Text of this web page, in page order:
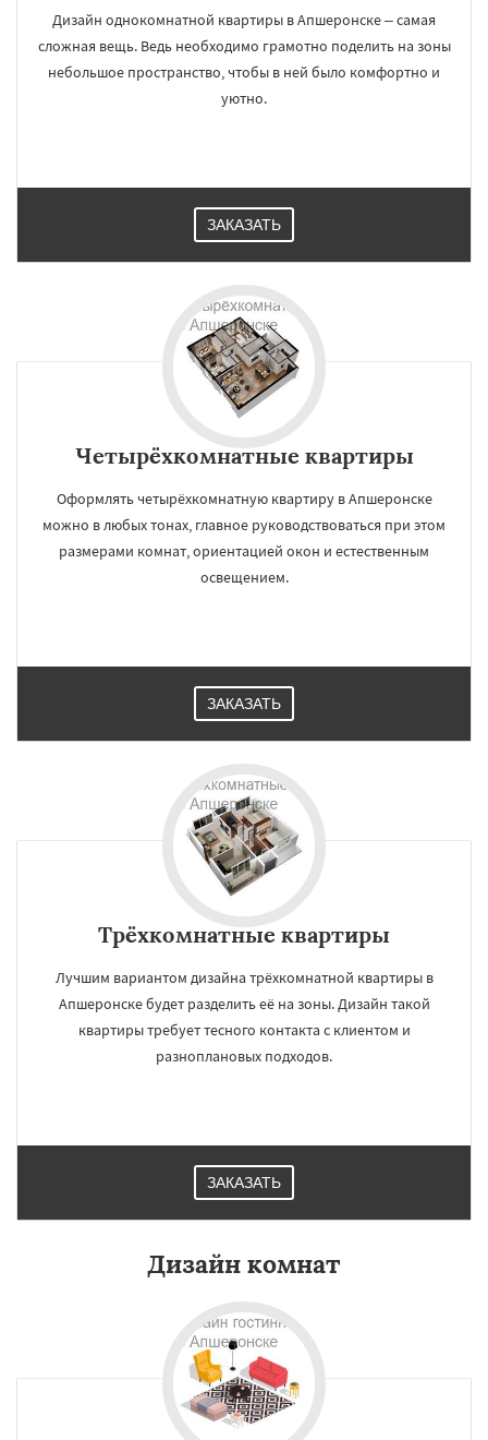
Дизайн однокомнатной квартиры в Апшеронске – самая
сложная вещь. Ведь необходимо грамотно поделить на зоны
небольшое пространство, чтобы в ней было комфортно и
уютно.
ЗАКАЗАТЬ
Четырёхкомнатные квартиры
Оформлять четырёхкомнатную квартиру в Апшеронске
можно в любых тонах, главное руководствоваться при этом
размерами комнат, ориентацией окон и естественным
освещением.
ЗАКАЗАТЬ
Трёхкомнатные квартиры
Лучшим вариантом дизайна трёхкомнатной квартиры в
Апшеронске будет разделить её на зоны. Дизайн такой
квартиры требует тесного контакта с клиентом и
разноплановых подходов.
ЗАКАЗАТЬ
Дизайн комнат